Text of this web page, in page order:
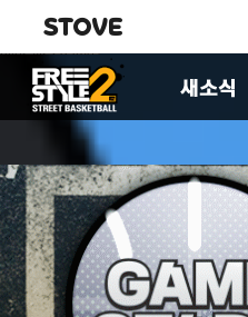
업데이트
이벤트
FS2스토리